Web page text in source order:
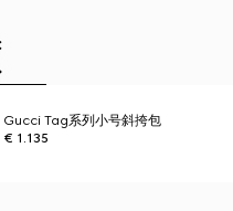
Gucci Tag系列小号斜挎包
€ 1.135